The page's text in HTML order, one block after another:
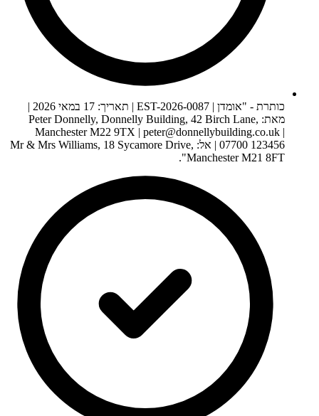
כותרת - "אומדן | EST-2026-0087 | תאריך: 17 במאי 2026 |
מאת: Peter Donnelly, Donnelly Building, 42 Birch Lane,
Manchester M22 9TX | peter@donnellybuilding.co.uk |
07700 123456 | אל: Mr & Mrs Williams, 18 Sycamore Drive,
Manchester M21 8FT".